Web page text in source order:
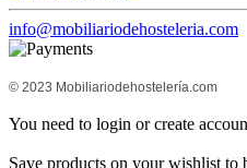
info@mobiliariodehosteleria.com
© 2023 Mobiliariodehostelería.com
You need to login or create
Save products on your wishlist